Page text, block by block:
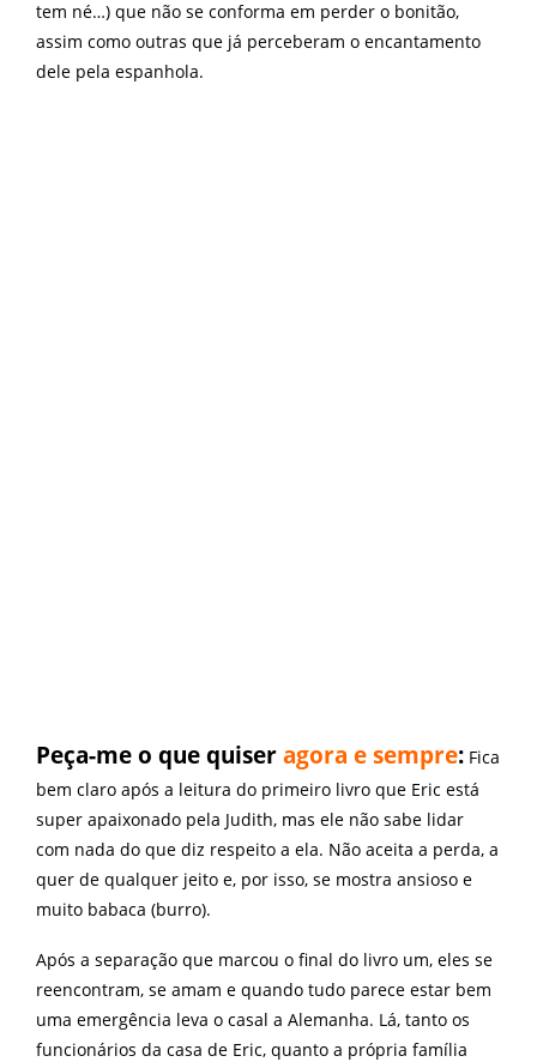
tem né…) que não se conforma em perder o bonitão,
assim como outras que já perceberam o encantamento
dele pela espanhola.
Peça-me o que quiser agora e sempre: Fica
bem claro após a leitura do primeiro livro que Eric está
super apaixonado pela Judith, mas ele não sabe lidar
com nada do que diz respeito a ela. Não aceita a perda, a
quer de qualquer jeito e, por isso, se mostra ansioso e
muito babaca (burro).
Após a separação que marcou o final do livro um, eles se
reencontram, se amam e quando tudo parece estar bem
uma emergência leva o casal a Alemanha. Lá, tanto os
funcionários da casa de Eric, quanto a própria família